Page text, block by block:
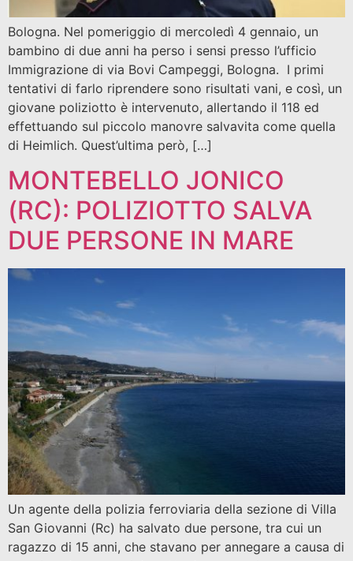
Bologna. Nel pomeriggio di mercoledì 4 gennaio, un
bambino di due anni ha perso i sensi presso l’ufficio
Immigrazione di via Bovi Campeggi, Bologna. I primi
tentativi di farlo riprendere sono risultati vani, e così, un
giovane poliziotto è intervenuto, allertando il 118 ed
effettuando sul piccolo manovre salvavita come quella
di Heimlich. Quest’ultima però, […]
MONTEBELLO JONICO
(RC): POLIZIOTTO SALVA
DUE PERSONE IN MARE
Un agente della polizia ferroviaria della sezione di Villa
San Giovanni (Rc) ha salvato due persone, tra cui un
ragazzo di 15 anni, che stavano per annegare a causa di